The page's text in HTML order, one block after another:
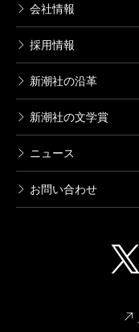
会社情報
採用情報
新潮社の沿革
新潮社の文学賞
ニュース
お問い合わせ